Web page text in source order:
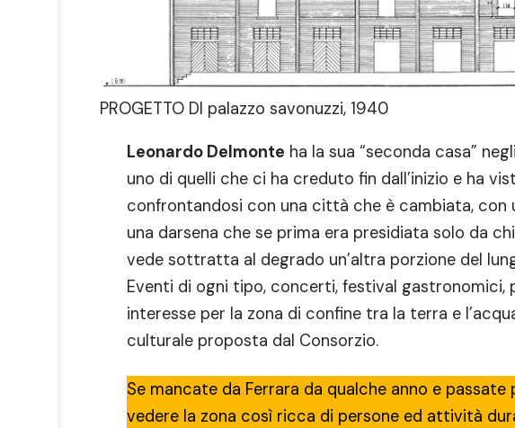
PROGETTO DI palazzo savonuzzi, 1940
Leonardo Delmonte ha la sua “seconda casa”
uno di quelli che ci ha creduto fin dall’inizio e ha
confrontandosi con una città che è cambiata,
una darsena che se prima era presidiata solo da
vede sottratta al degrado un’altra porzione del
Eventi di ogni tipo, concerti, festival gastronomici,
interesse per la zona di confine tra la terra e
culturale proposta dal Consorzio.
Se mancate da Ferrara da qualche anno e
vedere la zona così ricca di persone ed attività